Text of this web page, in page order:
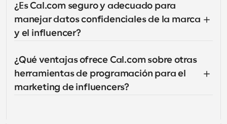
¿Es Cal.com seguro y adecuado para
manejar datos confidenciales de la marca
y el influencer?
¿Qué ventajas ofrece Cal.com sobre otras
herramientas de programación para el
marketing de influencers?